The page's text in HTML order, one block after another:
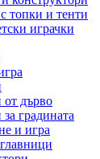
топки и тенти
играчки
от дърво
градината
и игра